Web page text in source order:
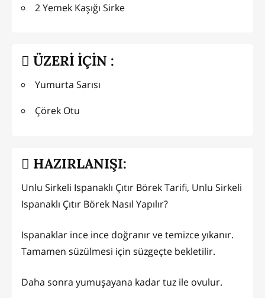
2 Yemek Kaşığı Sirke
ÜZERİ İÇİN :
Yumurta Sarısı
Çörek Otu
HAZIRLANIŞI:
Unlu Sirkeli Ispanaklı Çıtır Börek Tarifi, Unlu Sirkeli
Ispanaklı Çıtır Börek Nasıl Yapılır?
Ispanaklar ince ince doğranır ve temizce yıkanır.
Tamamen süzülmesi için süzgeçte bekletilir.
Daha sonra yumuşayana kadar tuz ile ovulur.